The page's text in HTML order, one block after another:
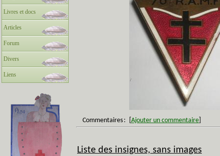
Livres et docs
Articles
Forum
Divers
Liens
Commentaires : Ajouter un commentaire
Liste des insignes, sans images